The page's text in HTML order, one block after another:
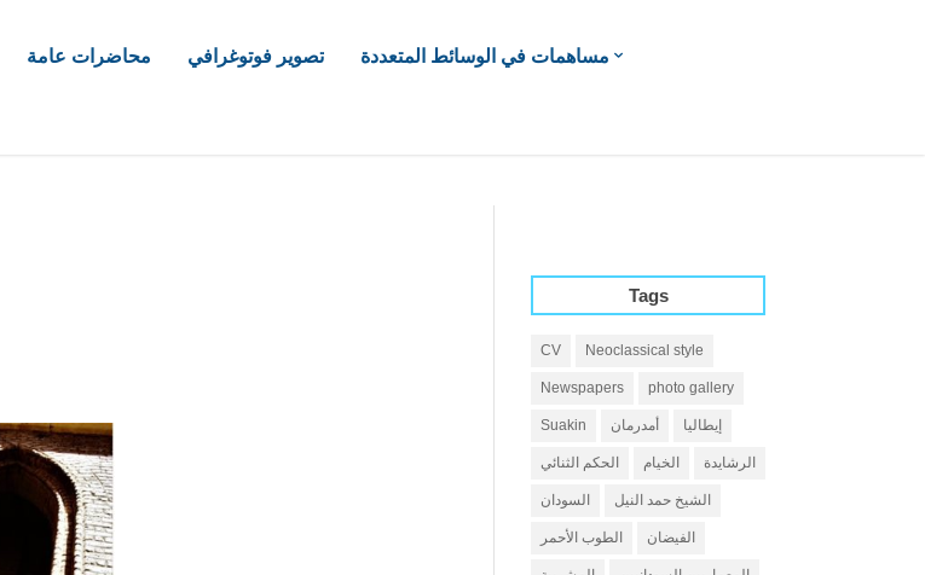
محاضرات عامة تصوير فوتوغرافي
مساهمات في الوسائط المتعددة
Tags
CV Neoclassical style
Newspapers photo gallery
Suakin أمدرمان إيطاليا
الحكم الثنائي الخيام الرشايدة
السودان الشيخ حمد النيل
الطوب الأحمر الفيضان